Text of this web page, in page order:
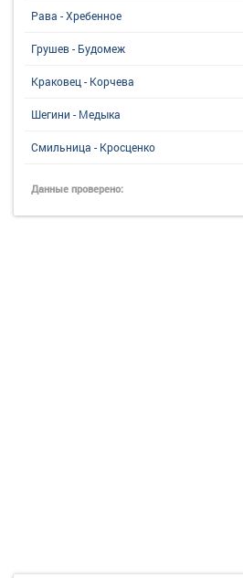
Рава - Хребенное
Грушев - Будомеж
Краковец - Корчева
Шегини - Медыка
Смильница - Кросценко
Данные проверено: